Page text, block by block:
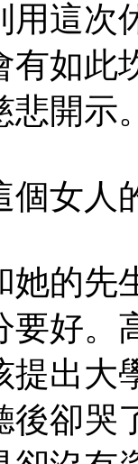
用這次
有如此
悲開示
女人
的先
要好。
提出大
後卻哭